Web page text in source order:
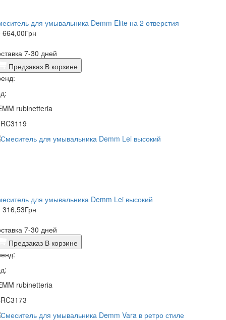
для умывальника Demm Elite на 2 отверстия
664,00Грн
7-30 дней
Предзаказ В корзине
rubinetteria
для умывальника Demm Lei высокий
316,53Грн
7-30 дней
Предзаказ В корзине
rubinetteria